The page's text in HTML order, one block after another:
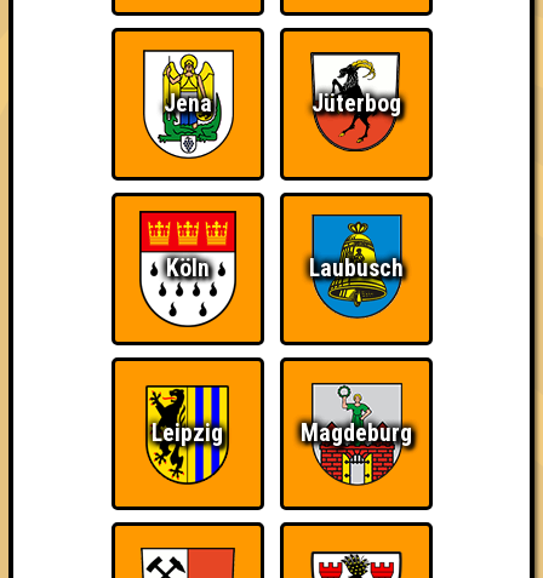
The Amount of
Teilnahmen is too
damn high
Ich war da, vor 3000
Da-Da Da! Da-Da Da!
Teil der Oberschicht Knapp daneben!
Jena Jüterbog
Köln Laubusch
Leipzig Magdeburg